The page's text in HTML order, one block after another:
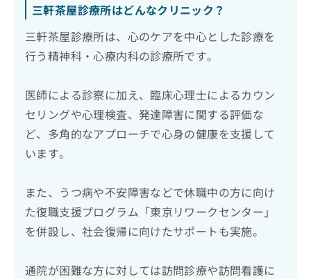
三軒茶屋診療所はどんなクリニック？
三軒茶屋診療所は、心のケアを中心とした診療を
行う精神科・心療内科の診療所です。
医師による診察に加え、臨床心理士によるカウン
セリングや心理検査、発達障害に関する評価な
ど、多角的なアプローチで心身の健康を支援して
います。
また、うつ病や不安障害などで休職中の方に向け
た復職支援プログラム「東京リワークセンター」
を併設し、社会復帰に向けたサポートも実施。
通院が困難な方に対しては訪問診療や訪問看護に